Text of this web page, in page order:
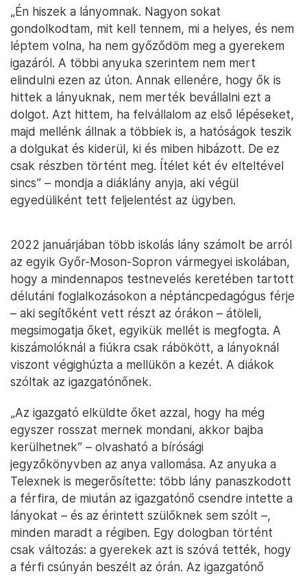
„Én hiszek a lányomnak. Nagyon sokat
gondolkodtam, mit kell tennem, mi a helyes, és nem
léptem volna, ha nem győződöm meg a gyerekem
igazáról. A többi anyuka szerintem nem mert
elindulni ezen az úton. Annak ellenére, hogy ők is
hittek a lányuknak, nem merték bevállalni ezt a
dolgot. Azt hittem, ha felvállalom az első lépéseket,
majd mellénk állnak a többiek is, a hatóságok teszik
a dolgukat és kiderül, ki és miben hibázott. De ez
csak részben történt meg. Ítélet két év elteltével
sincs” – mondja a diáklány anyja, aki végül
egyedüliként tett feljelentést az ügyben.
2022 januárjában több iskolás lány számolt be arról
az egyik Győr-Moson-Sopron vármegyei iskolában,
hogy a mindennapos testnevelés keretében tartott
délutáni foglalkozásokon a néptáncpedagógus férje
– aki segítőként vett részt az órákon – átöleli,
megsimogatja őket, egyikük mellét is megfogta. A
kiszámolóknál a fiúkra csak rábökött, a lányoknál
viszont végighúzta a mellükön a kezét. A diákok
szóltak az igazgatónőnek.
„Az igazgató elküldte őket azzal, hogy ha még
egyszer rosszat mernek mondani, akkor bajba
kerülhetnek” – olvasható a bírósági
jegyzőkönyvben az anya vallomása. Az anyuka a
Telexnek is megerősítette: több lány panaszkodott
a férfira, de miután az igazgatónő csendre intette a
lányokat – és az érintett szülőknek sem szólt –,
minden maradt a régiben. Egy dologban történt
csak változás: a gyerekek azt is szóvá tették, hogy
a férfi csúnyán beszélt az órán. Az igazgatónő